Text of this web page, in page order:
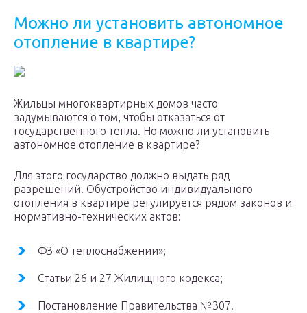
Можно ли установить автономное
отопление в квартире?
Жильцы многоквартирных домов часто
задумываются о том, чтобы отказаться от
государственного тепла. Но можно ли установить
автономное отопление в квартире?
Для этого государство должно выдать ряд
разрешений. Обустройство индивидуального
отопления в квартире регулируется рядом законов и
нормативно-технических актов:
ФЗ «О теплоснабжении»;
Статьи 26 и 27 Жилищного кодекса;
Постановление Правительства №307.